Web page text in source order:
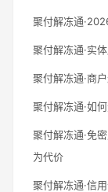
聚付解冻通
聚付解冻通·实
聚付解冻通·商
聚付解冻通·如
聚付解冻通·免
为代价
聚付解冻通·信